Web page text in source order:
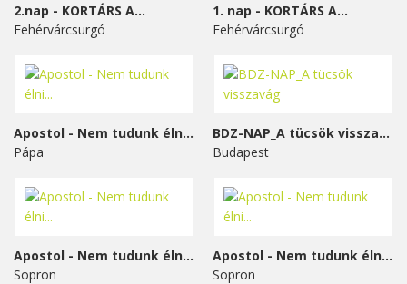
2.nap - KORTÁRS A...
Fehérvárcsurgó
1. nap - KORTÁRS A...
Fehérvárcsurgó
Apostol - Nem tudunk élni...
Pápa
BDZ-NAP_A tücsök visszavág
Budapest
Apostol - Nem tudunk élni...
Sopron
Apostol - Nem tudunk élni...
Sopron